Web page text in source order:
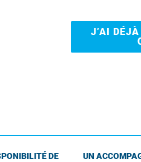
J’AI
DE
UN